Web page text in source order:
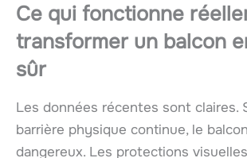
Ce qui fonctionne
transformer un balcon
sûr
Les données récentes sont claires.
barrière physique continue, le
dangereux. Les protections